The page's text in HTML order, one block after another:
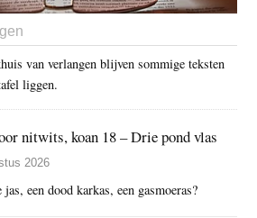
van verlangen blijven sommige teksten
liggen.
nitwits, koan 18 – Drie pond vlas
2026
een dood karkas, een gasmoeras?